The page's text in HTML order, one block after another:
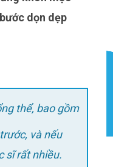
dọn dẹp
thể, bao gồm
và nếu
sĩ rất nhiều.